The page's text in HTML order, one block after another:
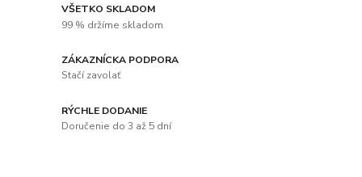
VŠETKO SKLADOM
99 % držíme skladom
ZÁKAZNÍCKA PODPORA
Stačí zavolať
RÝCHLE DODANIE
Doručenie do 3 až 5 dní